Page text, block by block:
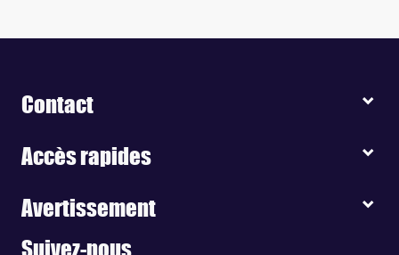
Contact
Accès rapides
Avertissement
Suivez-nous